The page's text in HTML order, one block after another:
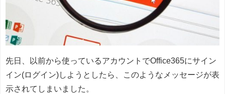
先日、以前から使っているアカウントでOffice365にサイン
イン(ログイン)しようとしたら、このようなメッセージが表
示されてしまいました。